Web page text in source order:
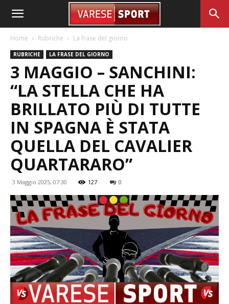
Home Rubriche La frase del giorno
RUBRICHE LA FRASE DEL GIORNO
3 MAGGIO – SANCHINI:
“LA STELLA CHE HA
BRILLATO PIÙ DI TUTTE
IN SPAGNA È STATA
QUELLA DEL CAVALIER
QUARTARARO”
3 Maggio 2025, 07:30 127 0